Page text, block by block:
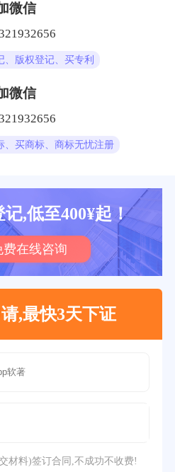
微信
、版权登记、买专利
微信
、买商标、商标无忧注册
,低至400¥起！
费在线咨询
,最快3天下证
材料)签订合同,不成功不收费!